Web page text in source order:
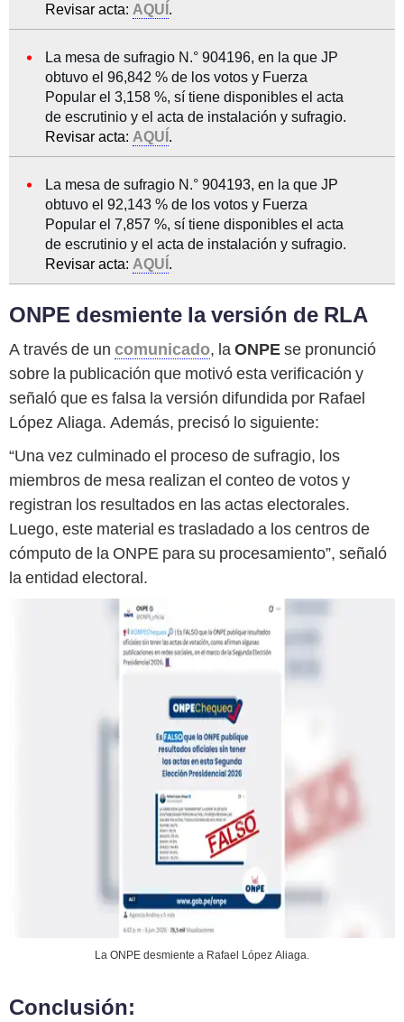
Revisar acta: AQUÍ .
La mesa de sufragio N.° 904196, en la que JP
obtuvo el 96,842 % de los votos y Fuerza
Popular el 3,158 %, sí tiene disponibles el acta
de escrutinio y el acta de instalación y sufragio.
Revisar acta: AQUÍ .
La mesa de sufragio N.° 904193, en la que JP
obtuvo el 92,143 % de los votos y Fuerza
Popular el 7,857 %, sí tiene disponibles el acta
de escrutinio y el acta de instalación y sufragio.
Revisar acta: AQUÍ .
ONPE desmiente la versión de RLA
A través de un comunicado, laONPEse pronunció
sobre la publicación que motivó esta verificación y
señaló que es falsa la versión difundida por Rafael
López Aliaga. Además, precisó lo siguiente:
“Una vez culminado el proceso de sufragio, los
miembros de mesa realizan el conteo de votos y
registran los resultados en las actas electorales.
Luego, este material es trasladado a los centros de
cómputo de la ONPE para su procesamiento”, señaló
la entidad electoral.
La ONPE desmiente a Rafael López Aliaga.
Conclusión: